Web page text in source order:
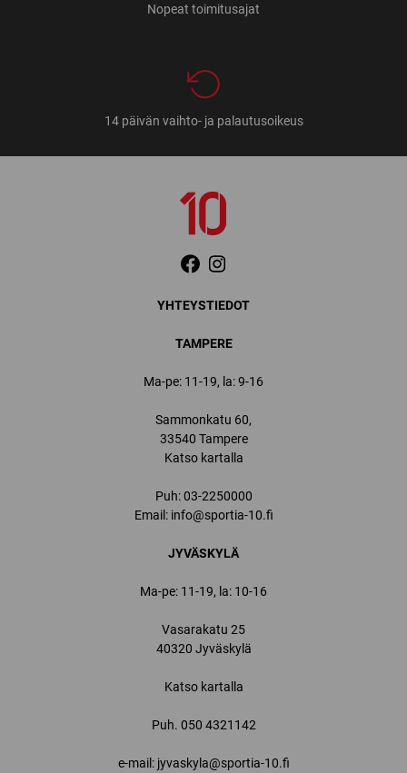
Nopeat toimitusajat
14 päivän vaihto- ja palautusoikeus
YHTEYSTIEDOT
TAMPERE
Ma-pe: 11-19, la: 9-16
Sammonkatu 60,
33540 Tampere
Katso kartalla
Puh:03-2250000
Email: info@sportia-10.fi
JYVÄSKYLÄ
Ma-pe: 11-19, la: 10-16
Vasarakatu 25
40320 Jyväskylä
Katso kartalla
Puh. 050 4321142
e-mail: jyvaskyla@sportia-10.fi